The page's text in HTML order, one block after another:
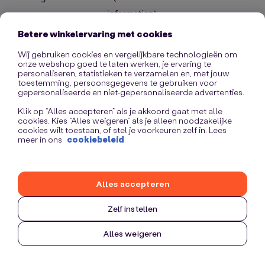
information).
Betere winkelervaring met cookies
Wij gebruiken cookies en vergelijkbare technologieën om
onze webshop goed te laten werken, je ervaring te
personaliseren, statistieken te verzamelen en, met jouw
toestemming, persoonsgegevens te gebruiken voor
gepersonaliseerde en niet-gepersonaliseerde advertenties.
Klik op “Alles accepteren” als je akkoord gaat met alle
cookies. Kies “Alles weigeren” als je alleen noodzakelijke
cookies wilt toestaan, of stel je voorkeuren zelf in. Lees
meer in ons cookiebeleid
Zelf instellen
Alles weigeren
Alles accepteren